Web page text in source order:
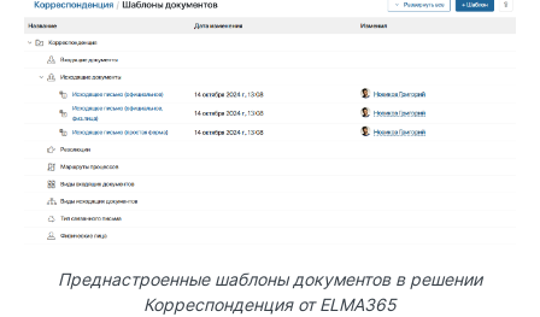
Преднастроенные шаблоны документов в решении
Корреспонденция от ELMA365